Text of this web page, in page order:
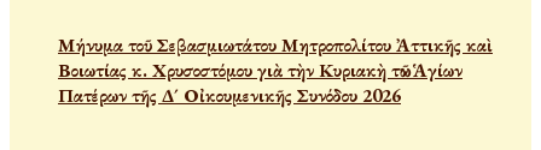
Μήνυμα τοῦ Σεβασμιωτάτου Μητροπολίτου Ἀττικῆς καὶ
Βοιωτίας κ. Χρυσοστόμου γιὰ τὴν Κυριακὴ τῶν Ἁγίων
Πατέρων τῆς Δ´ Οἰκουμενικῆς Συνόδου 2026